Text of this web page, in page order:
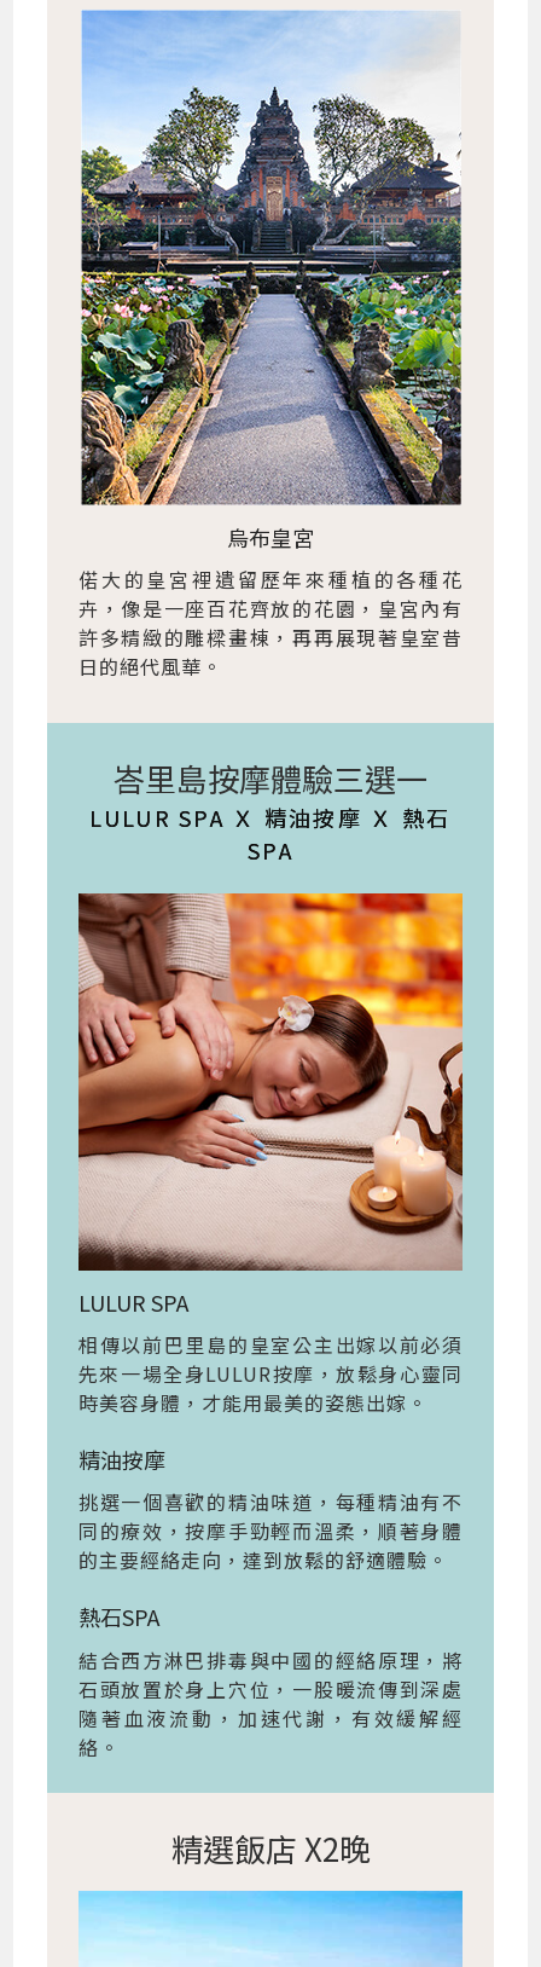
烏布皇宮
偌大的皇宮裡遺留歷年來種植的各種花
卉，像是一座百花齊放的花園，皇宮內有
許多精緻的雕樑畫棟，再再展現著皇室昔
日的絕代風華。
峇里島按摩體驗三選一
LULUR SPA Ｘ 精油按摩 Ｘ 熱石
SPA
LULUR SPA
相傳以前巴里島的皇室公主出嫁以前必須
先來一場全身LULUR按摩，放鬆身心靈同
時美容身體，才能用最美的姿態出嫁。
精油按摩
挑選一個喜歡的精油味道，每種精油有不
同的療效，按摩手勁輕而溫柔，順著身體
的主要經絡走向，達到放鬆的舒適體驗。
熱石SPA
結合西方淋巴排毒與中國的經絡原理，將
石頭放置於身上穴位，一股暖流傳到深處
隨著血液流動，加速代謝，有效緩解經
絡。
精選飯店 X2晚